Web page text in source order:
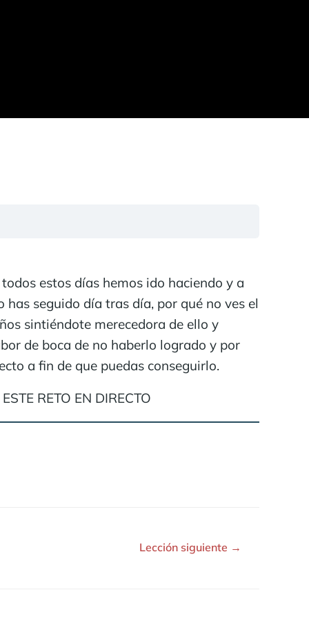
estos días hemos ido haciendo y a
has seguido día tras día, por qué no ves el
sintiéndote merecedora de ello y
de boca de no haberlo logrado y por
a fin de que puedas conseguirlo.
RETO EN DIRECTO
Lección siguiente →